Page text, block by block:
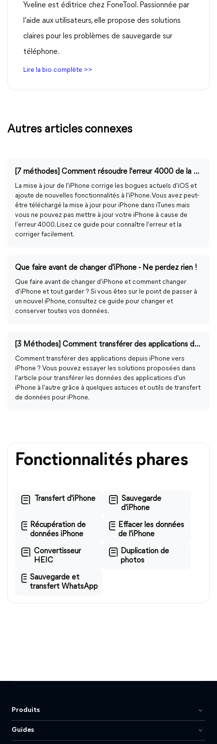
Yveline est éditrice chez FoneTool. Passionnée par
l’aide aux utilisateurs, elle propose des solutions
claires pour les problèmes de sauvegarde sur
téléphone.
Lire la bio complète >>
Autres articles connexes
[7 méthodes] Comment résoudre l'erreur 4000 de la mise à jour iPhone ?
La mise à jour de l'iPhone corrige les bogues actuels d'iOS et
ajoute de nouvelles fonctionnalités à l'iPhone. Vous avez peut-
être téléchargé la mise à jour pour iPhone dans iTunes mais
vous ne pouvez pas mettre à jour votre iPhone à cause de
l'erreur 4000. Lisez ce guide pour connaître l'erreur et la
corriger facilement.
Que faire avant de changer d'iPhone - Ne perdez rien !
Que faire avant de changer d'iPhone et comment changer
d'iPhone et tout garder ? Si vous êtes sur le point de passer à
un nouvel iPhone, consultez ce guide pour changer et
conserver toutes vos données.
[3 Méthodes] Comment transférer des applications depuis iPhone vers iPhone ?
Comment transférer des applications depuis iPhone vers
iPhone ? Vous pouvez essayer les solutions proposées dans
l'article pour transférer les données des applications d'un
iPhone à l'autre grâce à quelques astuces et outils de transfert
de données pour iPhone.
Fonctionnalités phares
Transfert d'iPhone
Sauvegarde
d'iPhone
Récupération de
données iPhone
Effacer les données
de l'iPhone
Convertisseur
HEIC
Duplication de
photos
Sauvegarde et
transfert WhatsApp
Produits
Guides